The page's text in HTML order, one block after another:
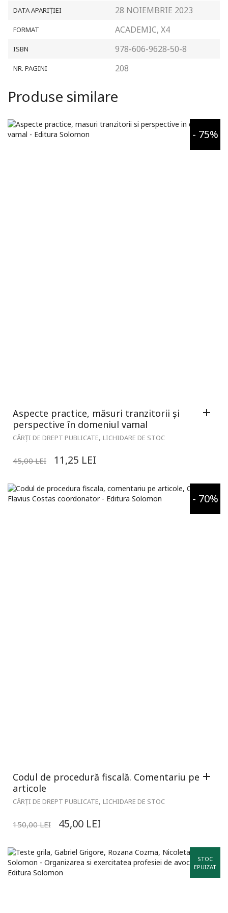
DATA APARIȚIEI 28 NOIEMBRIE 2023
FORMAT ACADEMIC, X4
ISBN 978-606-9628-50-8
NR. PAGINI 208
Produse similare
- 75%
Aspecte practice, măsuri tranzitorii și
perspective în domeniul vamal
CĂRȚI DE DREPT PUBLICATE, LICHIDARE DE STOC
45,00LEI 11,25 LEI
- 70%
Codul de procedură fiscală. Comentariu pe
articole
CĂRȚI DE DREPT PUBLICATE, LICHIDARE DE STOC
150,00LEI 45,00 LEI
STOC
EPUIZAT